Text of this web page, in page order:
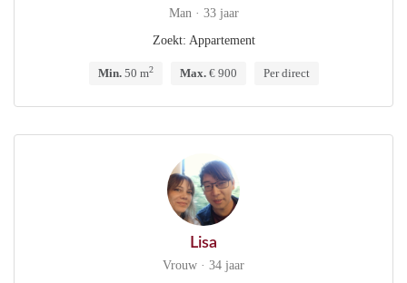
Man · 33 jaar
Zoekt: Appartement
Min.50 m2 Max.€ 900 Per direct
Lisa
Vrouw · 34 jaar